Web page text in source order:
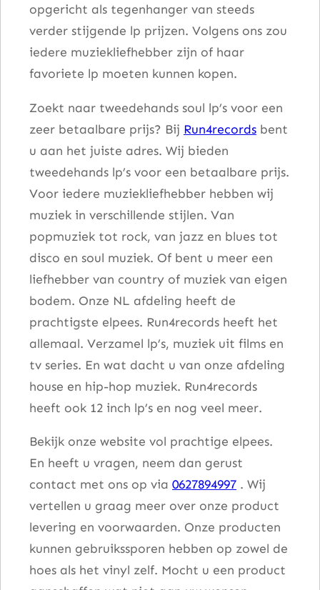
opgericht als tegenhanger van steeds
verder stijgende lp prijzen. Volgens ons zou
iedere muziekliefhebber zijn of haar
favoriete lp moeten kunnen kopen.
Zoekt naar tweedehands soul lp’s voor een
zeer betaalbare prijs? Bij Run4records bent
u aan het juiste adres. Wij bieden
tweedehands lp’s voor een betaalbare prijs.
Voor iedere muziekliefhebber hebben wij
muziek in verschillende stijlen. Van
popmuziek tot rock, van jazz en blues tot
disco en soul muziek. Of bent u meer een
liefhebber van country of muziek van eigen
bodem. Onze NL afdeling heeft de
prachtigste elpees. Run4records heeft het
allemaal. Verzamel lp’s, muziek uit films en
tv series. En wat dacht u van onze afdeling
house en hip-hop muziek. Run4records
heeft ook 12 inch lp’s en nog veel meer.
Bekijk onze website vol prachtige elpees.
En heeft u vragen, neem dan gerust
contact met ons op via 0627894997 . Wij
vertellen u graag meer over onze product
levering en voorwaarden. Onze producten
kunnen gebruikssporen hebben op zowel de
hoes als het vinyl zelf. Mocht u een product